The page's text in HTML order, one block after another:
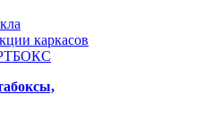
каркасов